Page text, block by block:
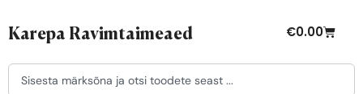
Karepa Ravimtaimeaed €0.00